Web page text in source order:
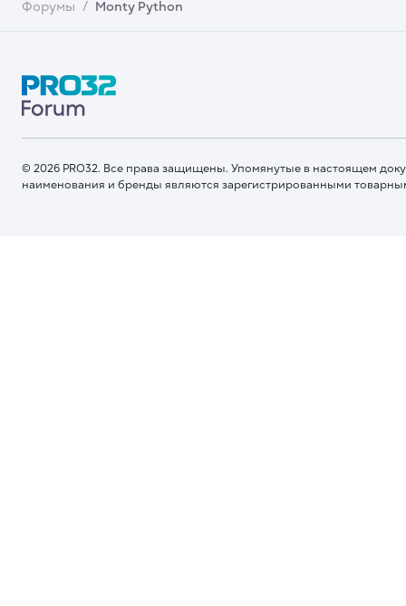
Форумы Monty Python
© 2026 PRO32. Все права защищены. Упомянутые в настоящем
наименования и бренды являются зарегистрированными